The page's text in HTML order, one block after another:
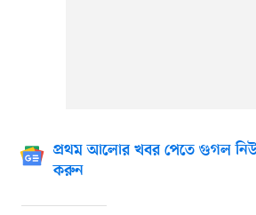
প্রথম আলোর খবর পেতে গুগল
করুন